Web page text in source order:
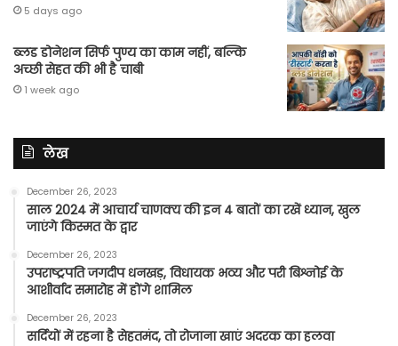
5 days ago
ब्लड डोनेशन सिर्फ पुण्य का काम नहीं, बल्कि
अच्छी सेहत की भी है चाबी
1 week ago
लेख
December 26, 2023
साल 2024 में आचार्य चाणक्य की इन 4 बातों का रखें ध्यान, खुल
जाएंगे किस्मत के द्वार
December 26, 2023
उपराष्ट्रपति जगदीप धनखड़, विधायक भव्य और परी बिश्नोई के
आशीर्वाद समारोह में होंगे शामिल
December 26, 2023
सर्दियों में रहना है सेहतमंद, तो रोजाना खाएं अदरक का हलवा